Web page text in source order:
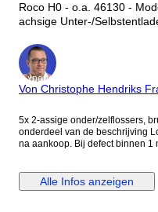
Roco H0 - o.a. 46130 -
achsige Unter-/
Experte
Von Christophe Hendriks
5x 2-assige onder/zelflossers, bruin Getest en werkend
onderdeel van de beschrijving
na aankoop. Bij defect binnen 1 maand vanuit Nederland kosteloos
Alle Infos anzeigen